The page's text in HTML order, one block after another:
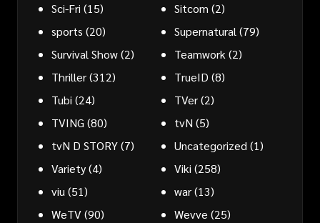
Sci-Fri (15) Sitcom (2)
sports (20) Supernatural (79)
Survival Show(2) Teamwork (2)
Thriller(312) TrueID (8)
Tubi (24) TVer(2)
TVING (80) tvN (5)
tvN D STORY(7) Uncategorized (1)
Variety(4) Viki (258)
viu (51) war(13)
WeTV(90) Wevve (25)